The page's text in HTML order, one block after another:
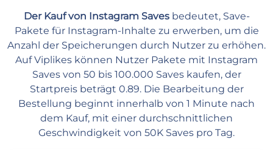
Der Kauf von Instagram Savesbedeutet, Save-
Pakete für Instagram-Inhalte zu erwerben, um die
Anzahl der Speicherungen durch Nutzer zu erhöhen.
Auf Viplikes können Nutzer Pakete mit Instagram
Saves von 50 bis 100.000 Saves kaufen, der
Startpreis beträgt 0.89. Die Bearbeitung der
Bestellung beginnt innerhalb von 1 Minute nach
dem Kauf, mit einer durchschnittlichen
Geschwindigkeit von 50K Saves pro Tag.